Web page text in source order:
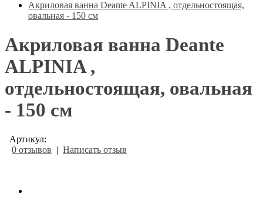
Акриловая ванна Deante ALPINIA , отдельностоящая,
овальная - 150 см
Акриловая ванна Deante
ALPINIA ,
отдельностоящая, овальная
- 150 см
Артикул:
0 отзывов | Написать отзыв